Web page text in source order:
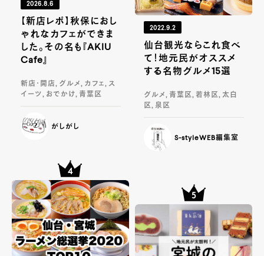
2026.8.6
【新店レポ】秋保におし
ゃれなカフェができま
した。その名も『AKIU
Cafe』
新店・開店, グルメ, カフェ, ス
イーツ, おでかけ, 青葉区
がしがし
2022.9.2
仙台観光ならこれ食べ
て！地元民がオススメ
する名物グルメ15選
グルメ, 青葉区, 若林区, 太白
区, 泉区
S-styleWEB編集室